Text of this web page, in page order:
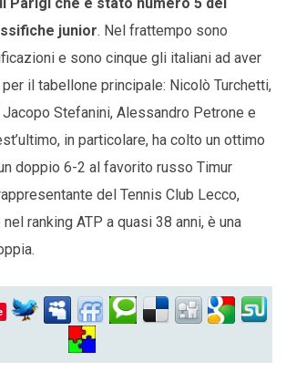
Parigi che è stato numero 5 del
junior. Nel frattempo sono
e sono cinque gli italiani ad aver
il tabellone principale: Nicolò Turchetti,
Stefanini, Alessandro Petrone e
in particolare, ha colto un ottimo
doppio 6-2 al favorito russo Timur
del Tennis Club Lecco,
ranking ATP a quasi 38 anni, è una